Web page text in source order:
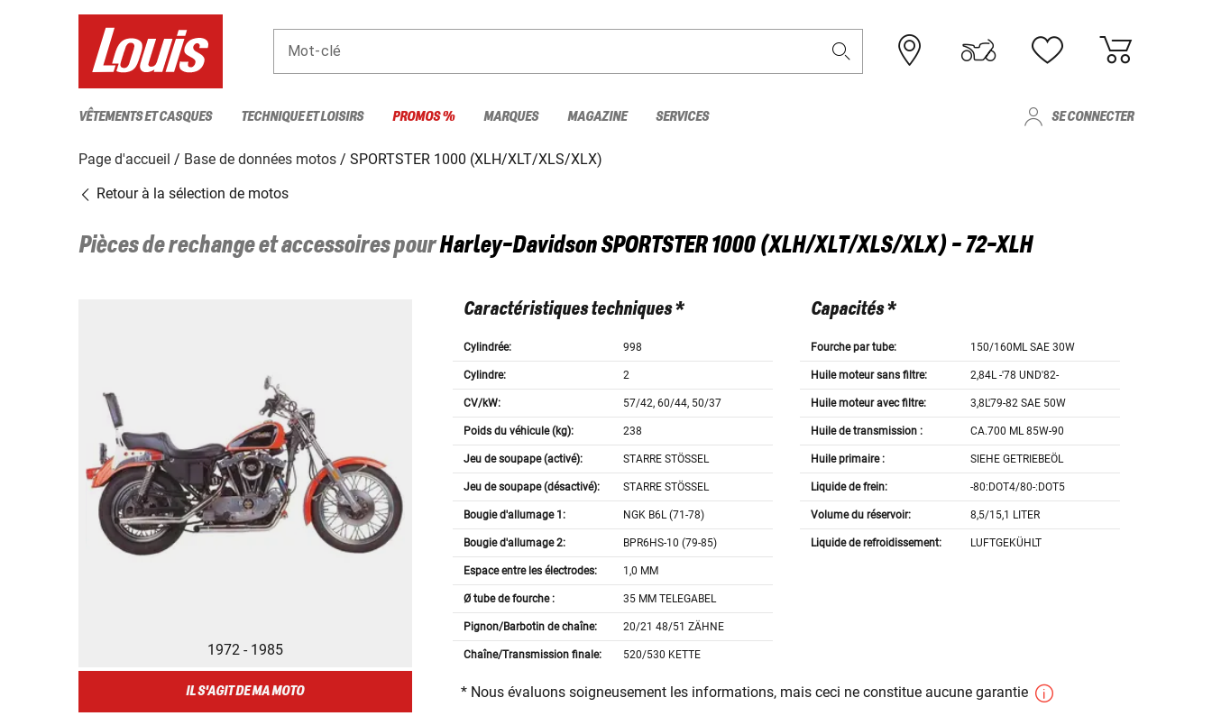
Mot-clé
VÊTEMENTS ET CASQUES TECHNIQUE ET LOISIRS PROMOS % MARQUES MAGAZINE SERVICES SE CONNECTER
Page d'accueil Base de données motos
SPORTSTER 1000 (XLH/XLT/XLS/XLX)
Retour à la sélection de motos
Pièces de rechange et accessoires pourHarley-DavidsonSPORTSTER 1000 (XLH/XLT/XLS/XLX) - 72-XLH
1972 - 1985
IL S'AGIT DE MA MOTO
Caractéristiques techniques *
Cylindrée: 998
Cylindre: 2
CV/kW: 57/42, 60/44, 50/37
Poids du véhicule (kg): 238
Jeu de soupape (activé): STARRE STÖSSEL
Jeu de soupape (désactivé): STARRE STÖSSEL
Bougie d'allumage 1: NGK B6L (71-78)
Bougie d'allumage 2: BPR6HS-10 (79-85)
Espace entre les électrodes: 1,0 MM
Ø tube de fourche : 35 MM TELEGABEL
Pignon/Barbotin de chaîne: 20/21 48/51 ZÄHNE
Chaîne/Transmission finale: 520/530 KETTE
Capacités *
Fourche par tube: 150/160ML SAE 30W
Huile moteur sans filtre: 2,84L -'78 UND'82-
Huile moteur avec filtre: 3,8L'79-82 SAE 50W
Huile de transmission : CA.700 ML 85W-90
Huile primaire : SIEHE GETRIEBEÖL
Liquide de frein: -80:DOT4/80-:DOT5
Volume du réservoir: 8,5/15,1 LITER
Liquide de refroidissement: LUFTGEKÜHLT
* Nous évaluons soigneusement les informations, mais ceci ne constitue aucune garantie